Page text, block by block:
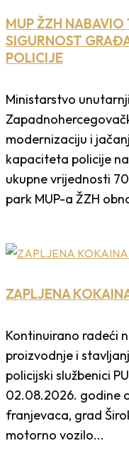
MUP ŽZH NABAVIO
SIGURNOST
POLICIJE
Ministarstvo
modernizaciju i
kapaciteta policije
ukupne vrijednosti
park MUP-a ŽZH
ZAPLJENA
Kontinuirano radeći
proizvodnje i
policijski službenici
02.08.2026. godine
franjevaca, grad
motorno vozilo...